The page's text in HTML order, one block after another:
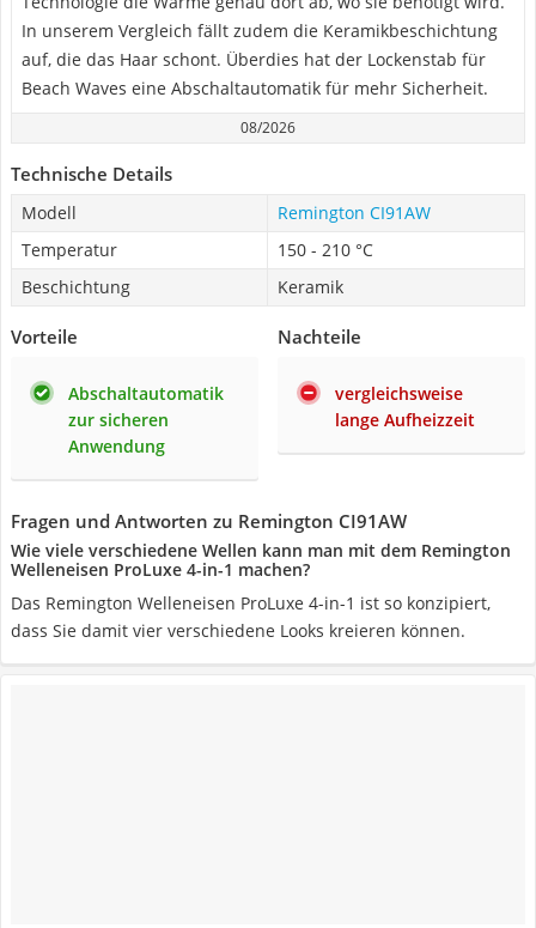
In unserem Vergleich fällt zudem die Keramikbeschichtung
auf, die das Haar schont. Überdies hat der Lockenstab für
Beach Waves eine Abschaltautomatik für mehr Sicherheit.
08/2026
Technische Details
Modell
Remington CI91AW
Temperatur
150 - 210 °C
Beschichtung
Keramik
Vorteile
Abschaltautomatik
zur sicheren
Anwendung
Nachteile
vergleichsweise
lange Aufheizzeit
Fragen und Antworten zu Remington CI91AW
Wie viele verschiedene Wellen kann man mit dem Remington
Welleneisen ProLuxe 4-in-1 machen?
Das Remington Welleneisen ProLuxe 4-in-1 ist so konzipiert,
dass Sie damit vier verschiedene Looks kreieren können.